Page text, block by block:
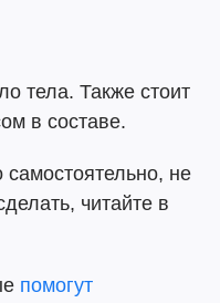
тела. Также стоит
в составе.
самостоятельно, не
читайте в
помогут